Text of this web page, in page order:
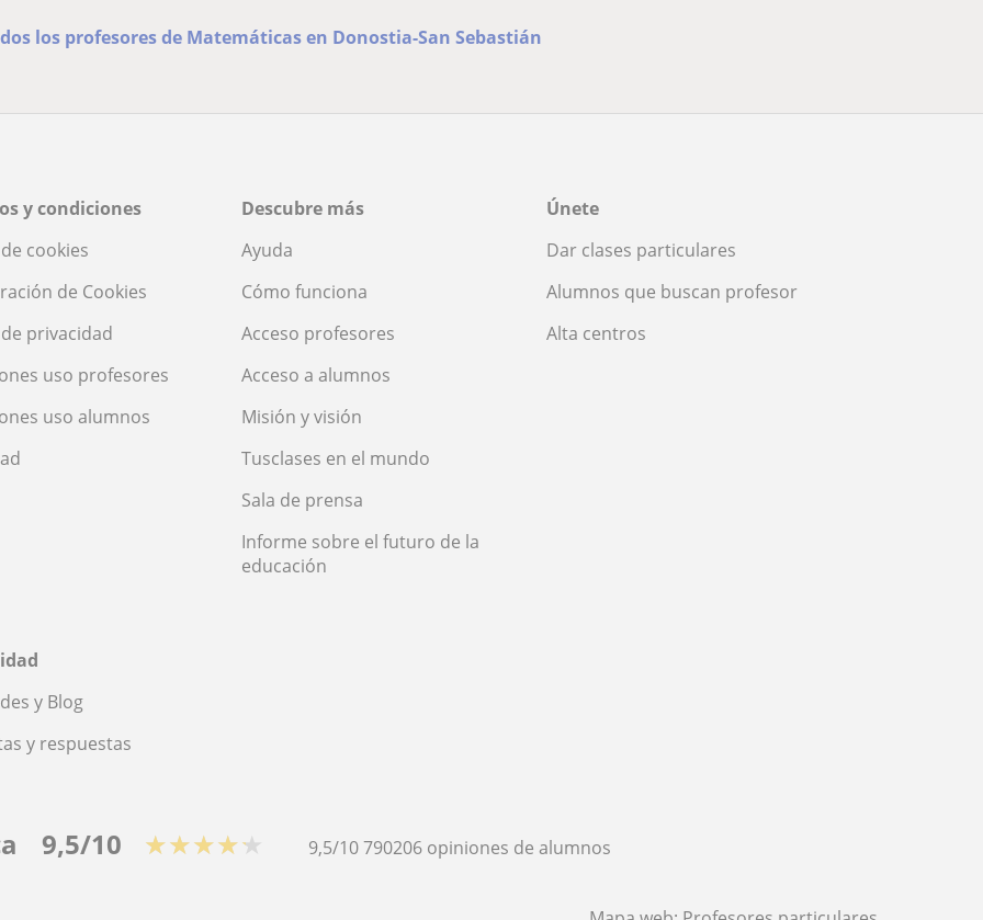
los profesores de Matemáticas en Donostia-San Sebastián
y condiciones
cookies
de Cookies
privacidad
uso profesores
uso alumnos
Descubre más
Ayuda
Cómo funciona
Acceso profesores
Acceso a alumnos
Misión y visión
Tusclases en el mundo
Sala de prensa
Informe sobre el futuro de la
educación
Únete
Dar clases particulares
Alumnos que buscan profesor
Alta centros
y Blog
y respuestas
9,5/10 ★★★★★ 9,5/10790206 opiniones de alumnos